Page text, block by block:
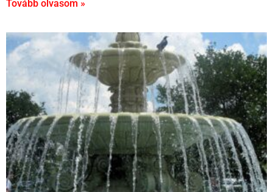
Tovább olvasom »